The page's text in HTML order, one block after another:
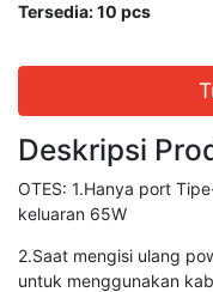
Tersedia: 10 pcs
Deskripsi
OTES: 1.Hanya port
keluaran 65W
2.Saat mengisi ulang
untuk menggunakan